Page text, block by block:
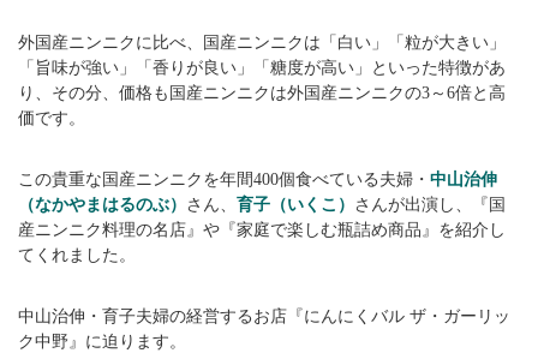
外国産ニンニクに比べ、国産ニンニクは「白い」「粒が大きい」
「旨味が強い」「香りが良い」「糖度が高い」といった特徴があ
り、その分、価格も国産ニンニクは外国産ニンニクの3～6倍と高
価です。
この貴重な国産ニンニクを年間400個食べている夫婦・ 中山治伸
（なかやまはるのぶ） さん、 育子（いくこ） さんが出演し、『国
産ニンニク料理の名店』や『家庭で楽しむ瓶詰め商品』を紹介し
てくれました。
中山治伸・育子夫婦の経営するお店『にんにくバル ザ・ガーリッ
ク中野』に迫ります。